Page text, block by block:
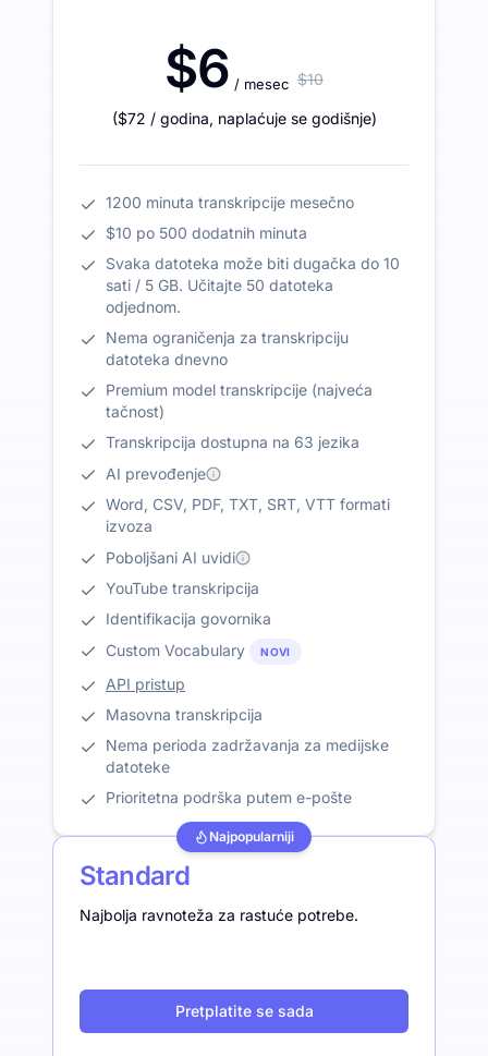
$6 / mesec $10
($72 / godina, naplaćuje se godišnje)
1200 minuta transkripcije mesečno
$10 po 500 dodatnih minuta
Svaka datoteka može biti dugačka do 10
sati / 5 GB. Učitajte 50 datoteka
odjednom.
Nema ograničenja za transkripciju
datoteka dnevno
Premium model transkripcije (najveća
tačnost)
Transkripcija dostupna na 63 jezika
AI prevođenje
Word, CSV, PDF, TXT, SRT, VTT formati
izvoza
Poboljšani AI uvidi
YouTube transkripcija
Identifikacija govornika
Custom Vocabulary
NOVI
API pristup
Masovna transkripcija
Nema perioda zadržavanja za medijske
datoteke
Prioritetna podrška putem e-pošte
Najpopularniji
Standard
Najbolja ravnoteža za rastuće potrebe.
Pretplatite se sada